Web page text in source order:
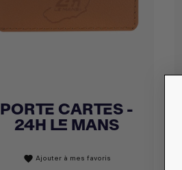
Achat express
PORTE CARTES -
24H LE MANS
favorite Ajouter à mes favoris